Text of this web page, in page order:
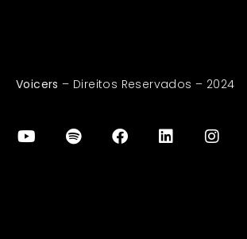
Voicers – Direitos Reservados – 2024